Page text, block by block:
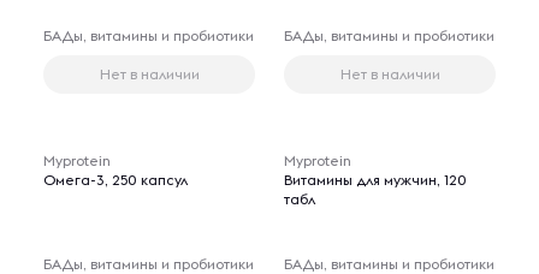
БАДы, витамины и пробиотики
Нет в наличии
БАДы, витамины и пробиотики
Нет в наличии
Myprotein
Омега-3, 250 капсул
БАДы, витамины и пробиотики
Myprotein
Витамины для мужчин, 120
табл
БАДы, витамины и пробиотики